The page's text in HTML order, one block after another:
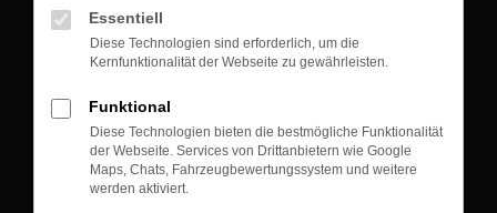
Kontakt:
Tel.: +49 3745 760 90 20
Fax: +49 3745 760 90 21
Essentiell
Diese Technologien sind erforderlich, um die
Kernfunktionalität der Webseite zu gewährleisten.
Funktional
Diese Technologien bieten die bestmögliche Funktionalität
der Webseite. Services von Drittanbietern wie Google
Maps, Chats, Fahrzeugbewertungssystem und weitere
werden aktiviert.